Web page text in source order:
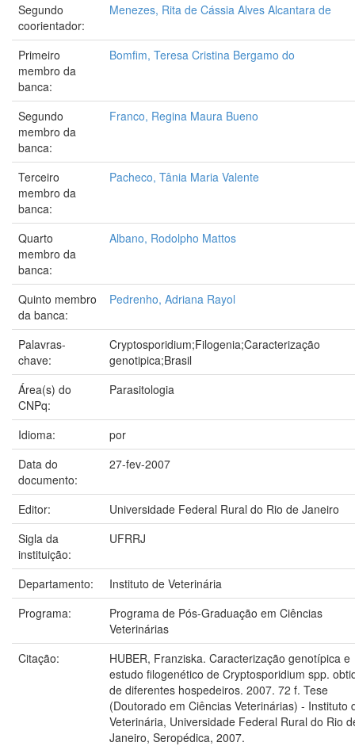
Segundo
coorientador:
Menezes, Rita de Cássia Alves Alcantara de
Primeiro
membro da
banca:
Bomfim, Teresa Cristina Bergamo do
Segundo
membro da
banca:
Franco, Regina Maura Bueno
Terceiro
membro da
banca:
Pacheco, Tânia Maria Valente
Quarto
membro da
banca:
Albano, Rodolpho Mattos
Quinto membro
da banca:
Pedrenho, Adriana Rayol
Palavras-
chave:
Cryptosporidium;Filogenia;Caracterização
genotipica;Brasil
Área(s) do
CNPq:
Parasitologia
Idioma:
por
Data do
documento:
27-fev-2007
Editor:
Universidade Federal Rural do Rio de Janeiro
Sigla da
instituição:
UFRRJ
Departamento:
Instituto de Veterinária
Programa:
Programa de Pós-Graduação em Ciências
Veterinárias
Citação:
HUBER, Franziska. Caracterização genotípica e
estudo filogenético de Cryptosporidium spp.
de diferentes hospedeiros. 2007. 72 f. Tese
(Doutorado em Ciências Veterinárias) - Instituto
Veterinária, Universidade Federal Rural do Rio
Janeiro, Seropédica, 2007.